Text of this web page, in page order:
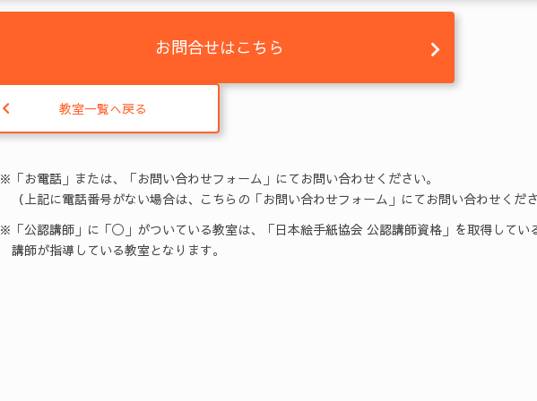
お問合せはこちら
教室一覧へ戻る
※「お電話」または、「お問い合わせフォーム」にてお問い合わせください。
（上記に電話番号がない場合は、こちらの「お問い合わせフォーム」にてお問い合わせくださ
※「公認講師」に「◯」がついている教室は、「日本絵手紙協会 公認講師資格」を取得してい
講師が指導している教室となります。